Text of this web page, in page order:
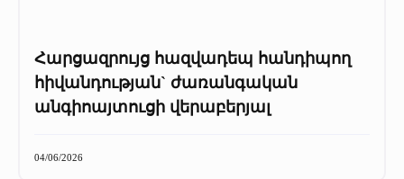
Հարցազրույց հազվադեպ հանդիպող
հիվանդության` ժառանգական
անգիոայտուցի վերաբերյալ
04/06/2026